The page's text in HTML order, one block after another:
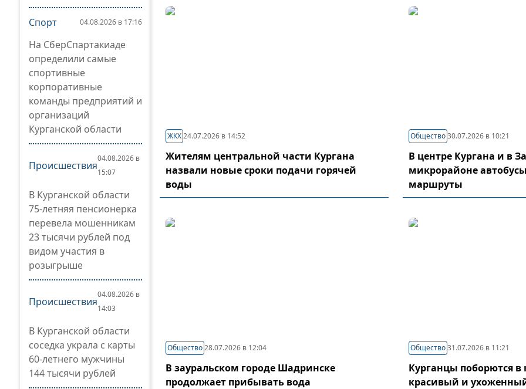
Спорт 04.08.2026 в 17:16
На СберСпартакиаде
определили самые
спортивные
корпоративные
команды предприятий и
организаций
Курганской области
Происшествия
04.08.2026 в
15:07
В Курганской области
75-летняя пенсионерка
перевела мошенникам
23 тысячи рублей под
видом участия в
розыгрыше
Происшествия
04.08.2026 в
14:03
В Курганской области
соседка украла с карты
60-летнего мужчины
144 тысячи рублей
ЖКХ24.07.2026 в 14:52
Жителям центральной части Кургана
назвали новые сроки подачи горячей
воды
Общество 30.07.2026 в 10:21
В центре Кургана и в
микрорайоне
маршруты
Общество28.07.2026 в 12:04
В зауральском городе Шадринске
продолжает прибывать вода
Общество 31.07.2026 в 11:21
Курганцы поборются
красивый и